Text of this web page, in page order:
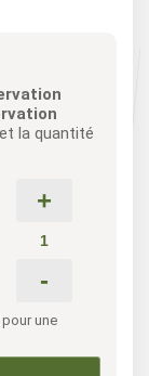
la quantité
pour une
+
-